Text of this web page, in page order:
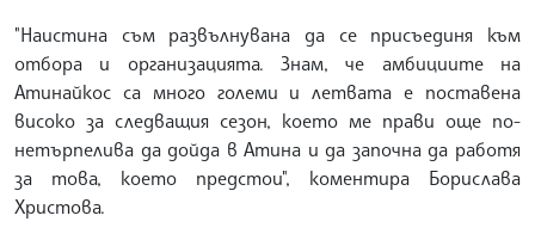
"Наистина съм развълнувана да се присъединя към
отбора и организацията. Знам, че амбициите на
Атинайкос са много големи и летвата е поставена
високо за следващия сезон, което ме прави още по-
нетърпелива да дойда в Атина и да започна да работя
за това, което предстои", коментира Борислава
Христова.